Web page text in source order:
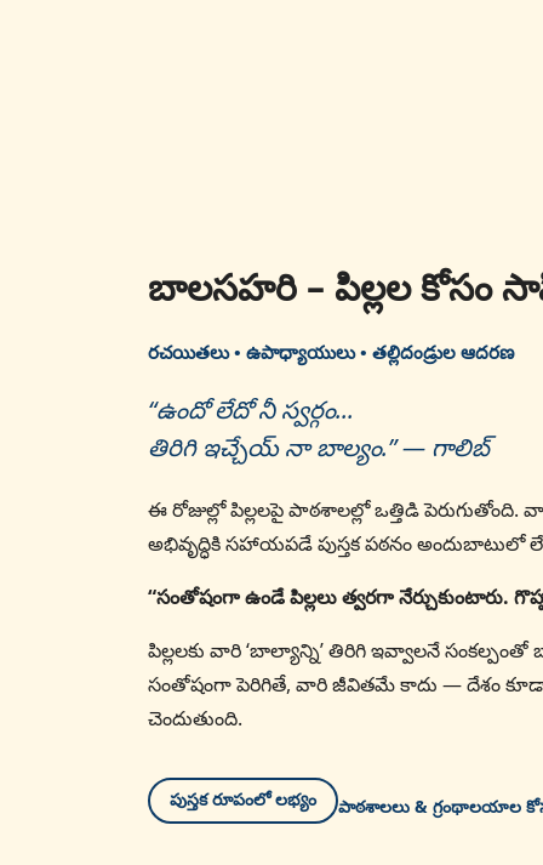
బాలసహరి – పిల్లల కోసం
రచయితలు • ఉపాధ్యాయులు • తల్లిదండ్రుల ఆదరణ
“ఉందో లేదో నీ స్వర్గం...
తిరిగి ఇచ్చేయ్ నా బాల్యం.” — గాలిబ్
ఈ రోజుల్లో పిల్లలపై పాఠశాలల్లో ఒత్తిడి పెరుగుతోంది.
అభివృద్ధికి సహాయపడే పుస్తక పఠనం అందుబాటులో
“సంతోషంగా ఉండే పిల్లలు త్వరగా నేర్చుకుంటారు.
పిల్లలకు వారి ‘బాల్యాన్ని’ తిరిగి ఇవ్వాలనే
సంతోషంగా పెరిగితే, వారి జీవితమే కాదు — దేశం
చెందుతుంది.
పుస్తక రూపంలో లభ్యం పాఠశాలలు & గ్రంథాలయాల